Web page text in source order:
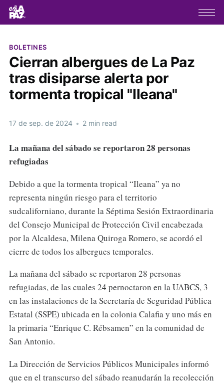
BOLETINES
Cierran albergues de La Paz
tras disiparse alerta por
tormenta tropical "Ileana"
17 de sep. de 2024 • 2 min read
La mañana del sábado se reportaron 28 personas
refugiadas
Debido a que la tormenta tropical “Ileana” ya no
representa ningún riesgo para el territorio
sudcaliforniano, durante la Séptima Sesión Extraordinaria
del Consejo Municipal de Protección Civil encabezada
por la Alcaldesa, Milena Quiroga Romero, se acordó el
cierre de todos los albergues temporales.
La mañana del sábado se reportaron 28 personas
refugiadas, de las cuales 24 pernoctaron en la UABCS, 3
en las instalaciones de la Secretaría de Seguridad Pública
Estatal (SSPE) ubicada en la colonia Calafia y uno más en
la primaria “Enrique C. Rébsamen” en la comunidad de
San Antonio.
La Dirección de Servicios Públicos Municipales informó
que en el transcurso del sábado reanudarán la recolección